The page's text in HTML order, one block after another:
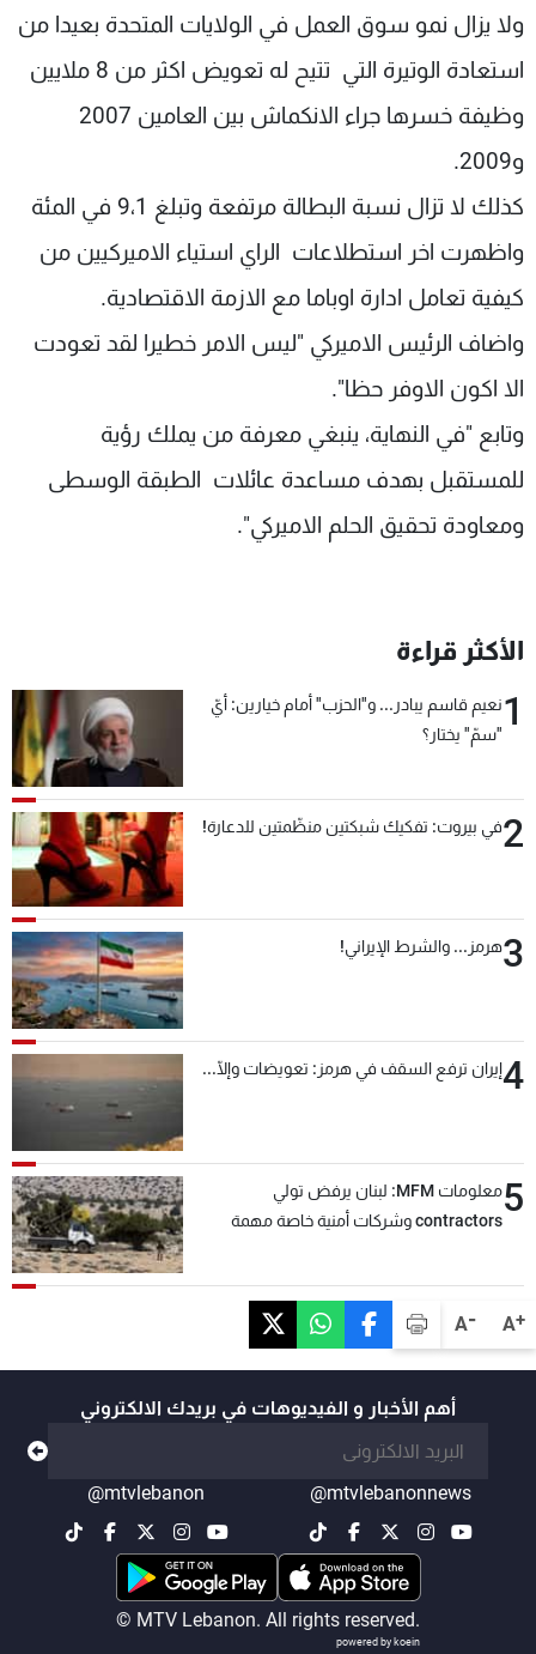
A+
A-
ولا يزال نمو سوق العمل في الولايات المتحدة بعيدا من
استعادة الوتيرة التي تتيح له تعويض اكثر من 8 ملايين
و2009.
كذلك لا تزال نسبة البطالة مرتفعة وتبلغ 9،1 في المئة
واظهرت اخر استطلاعات الراي استياء الاميركيين من
كيفية تعامل ادارة اوباما مع الازمة الاقتصادية.
واضاف الرئيس الاميركي "ليس الامر خطيرا لقد تعودت
الا اكون الاوفر حظا".
وتابع "في النهاية، ينبغي معرفة من يملك رؤية
للمستقبل بهدف مساعدة عائلات الطبقة الوسطى
ومعاودة تحقيق الحلم الاميركي".
الأكثر قراءة
1نعيم قاسم يبادر... و"الحزب" أمام خيارين: أيّ
"سمّ" يختار؟
2في بيروت: تفكيك شبكتين منظّمتين للدعارة!
3هرمز... والشرط الإيراني!
4إيران ترفع السقف في هرمز: تعويضات وإلّا...
5
معلومات MFM: لبنان يرفض تولي
contractors وشركات أمنية خاصة مهمة
أهم الأخبار و الفيديوهات في بريدك الالكتروني
@mtvlebanonnews
@mtvlebanon
© MTV Lebanon. All rights reserved.
powered by koein